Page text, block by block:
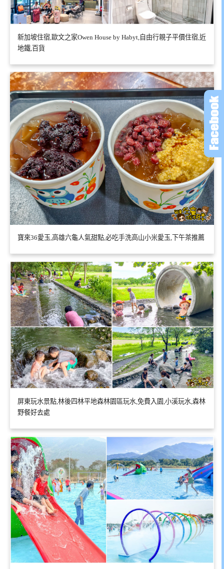
新加坡住宿,歐文之家Owen House by Habyt,自由行親子平價住宿,近
地鐵,百貨
寶來36愛玉,高雄六龜人氣甜點,必吃手洗高山小米愛玉,下午茶推薦
屏東玩水景點,林後四林平地森林園區玩水,免費入園,小溪玩水,森林
野餐好去處